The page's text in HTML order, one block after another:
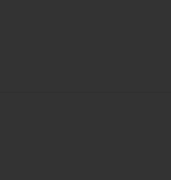
ist essenziell und kann nicht